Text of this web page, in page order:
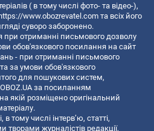
( в тому числі фото- та відео-),
www.obozrevatel.com та всіх його
суворо заборонено.
при отриманні письмового дозволу
обов'язкового посилання на сайт
- при отриманні письмового
за умови обов'язкового
для пошукових систем,
за посиланням
якій розміщено оригінальний
тому числі інтерв’ю, статті,
журналістів редакції,